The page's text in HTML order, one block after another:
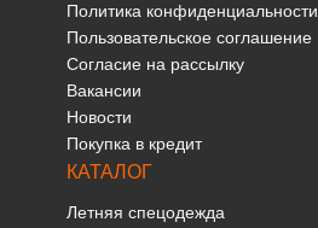
Политика конфиденциальности
Пользовательское соглашение
Согласие на рассылку
Вакансии
Новости
Покупка в кредит
КАТАЛОГ
Летняя спецодежда